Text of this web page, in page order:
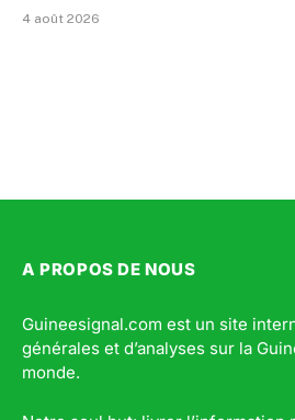
4 août 2026
A PROPOS DE NOUS
Guineesignal.com est un site
générales et d’analyses sur la
monde.